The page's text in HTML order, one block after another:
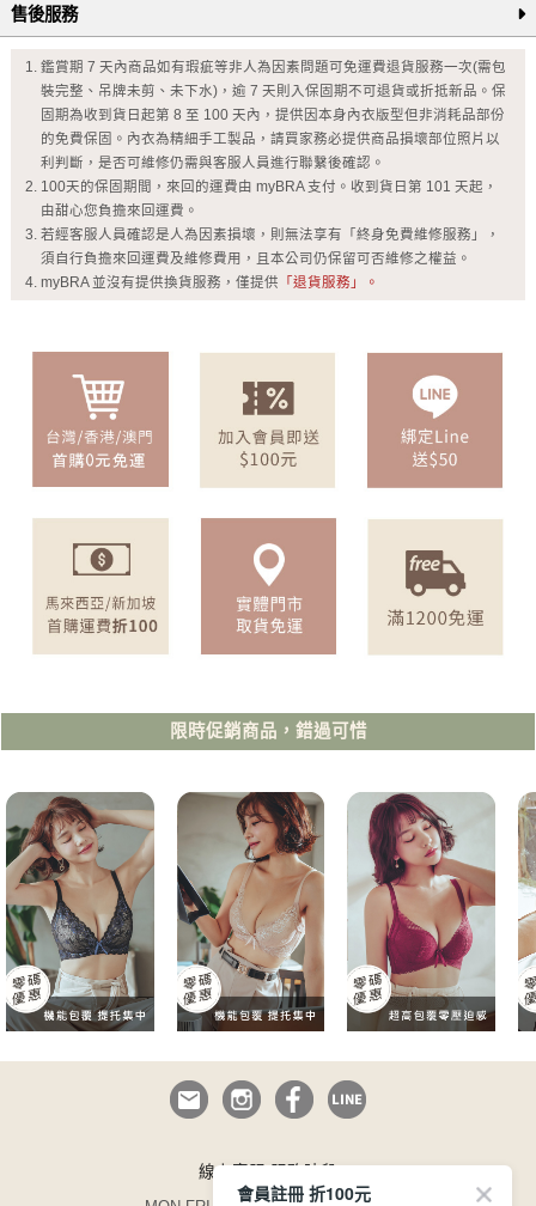
售後服務
鑑賞期 7 天內商品如有瑕疵等非人為因素問題可免運費退貨服務一次(需包
裝完整、吊牌未剪、未下水)，逾 7 天則入保固期不可退貨或折抵新品。保
固期為收到貨日起第 8 至 100 天內，提供因本身內衣版型但非消耗品部份
的免費保固。內衣為精細手工製品，請買家務必提供商品損壞部位照片以
利判斷，是否可維修仍需與客服人員進行聯繫後確認。
100天的保固期間，來回的運費由 myBRA 支付。收到貨日第 101 天起，
由甜心您負擔來回運費。
若經客服人員確認是人為因素損壞，則無法享有「終身免費維修服務」，
須自行負擔來回運費及維修費用，且本公司仍保留可否維修之權益。
myBRA 並沒有提供換貨服務，僅提供 「退貨服務」。
限時促銷商品，錯過可惜
線上客服 服務時段
會員註冊 折100元